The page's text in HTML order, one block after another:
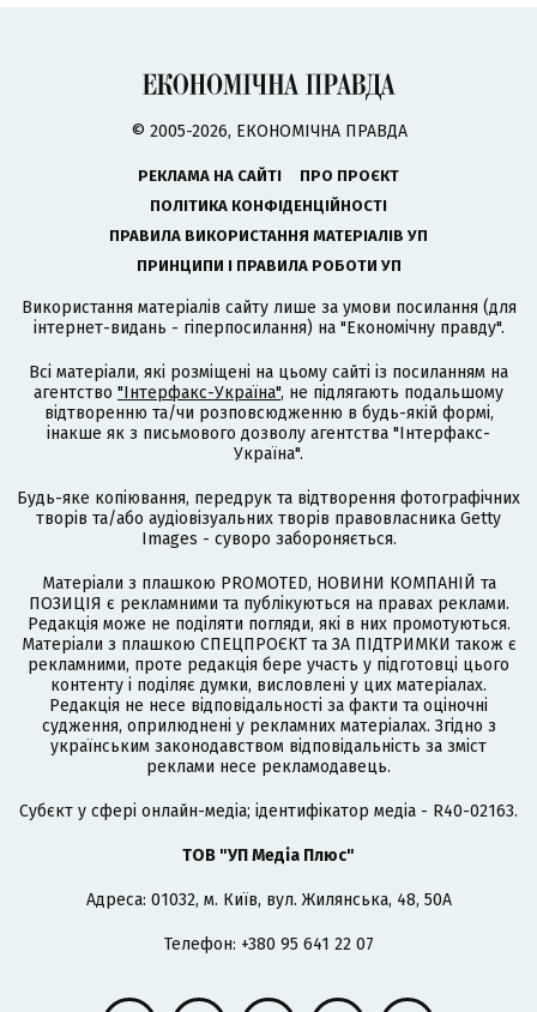
© 2005-2026, ЕКОНОМІЧНА ПРАВДА
РЕКЛАМА НА САЙТІ
ПРО ПРОЄКТ
ПОЛІТИКА КОНФІДЕНЦІЙНОСТІ
ПРАВИЛА ВИКОРИСТАННЯ МАТЕРІАЛІВ УП
ПРИНЦИПИ І ПРАВИЛА РОБОТИ УП
Використання матеріалів сайту лише за умови посилання (для
інтернет-видань - гіперпосилання) на "Економічну правду".
Всі матеріали, які розміщені на цьому сайті із посиланням на
агентство "Інтерфакс-Україна", не підлягають подальшому
відтворенню та/чи розповсюдженню в будь-якій формі,
інакше як з письмового дозволу агентства "Інтерфакс-
Україна".
Будь-яке копіювання, передрук та відтворення фотографічних
творів та/або аудіовізуальних творів правовласника Getty
Images - суворо забороняється.
Матеріали з плашкою PROMOTED, НОВИНИ КОМПАНІЙ та
ПОЗИЦІЯ є рекламними та публікуються на правах реклами.
Редакція може не поділяти погляди, які в них промотуються.
Матеріали з плашкою СПЕЦПРОЄКТ та ЗА ПІДТРИМКИ також є
рекламними, проте редакція бере участь у підготовці цього
контенту і поділяє думки, висловлені у цих матеріалах.
Редакція не несе відповідальності за факти та оціночні
судження, оприлюднені у рекламних матеріалах. Згідно з
українським законодавством відповідальність за зміст
реклами несе рекламодавець.
Cубєкт у сфері онлайн-медіа; ідентифікатор медіа - R40-02163.
ТОВ "УП Медіа Плюс"
Адреса: 01032, м. Київ, вул. Жилянська, 48, 50А
Телефон: +380 95 641 22 07